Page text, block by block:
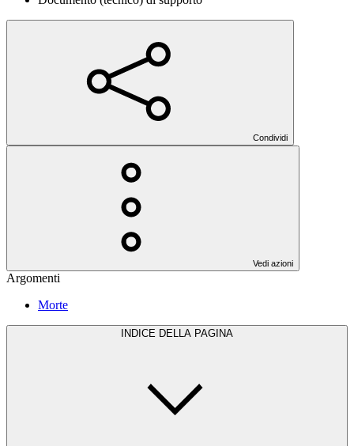
Condividi
Vedi azioni
Argomenti
Morte
INDICE DELLA PAGINA